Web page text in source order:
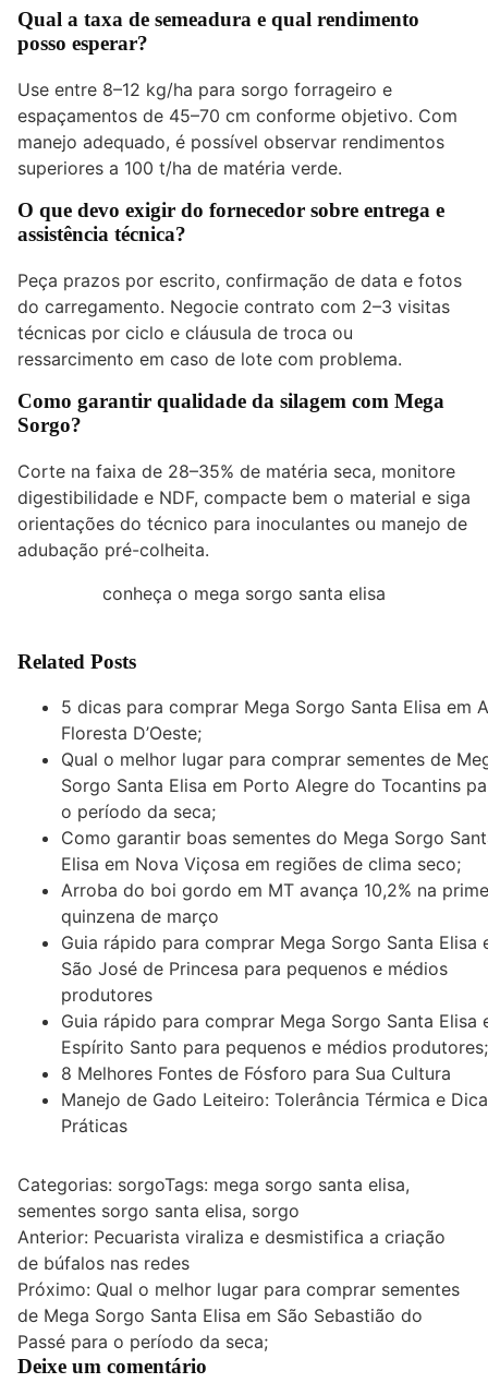
Qual a taxa de semeadura e qual rendimento
posso esperar?
Use entre 8–12 kg/ha para sorgo forrageiro e
espaçamentos de 45–70 cm conforme objetivo. Com
manejo adequado, é possível observar rendimentos
superiores a 100 t/ha de matéria verde.
O que devo exigir do fornecedor sobre entrega e
assistência técnica?
Peça prazos por escrito, confirmação de data e fotos
do carregamento. Negocie contrato com 2–3 visitas
técnicas por ciclo e cláusula de troca ou
ressarcimento em caso de lote com problema.
Como garantir qualidade da silagem com Mega
Sorgo?
Corte na faixa de 28–35% de matéria seca, monitore
digestibilidade e NDF, compacte bem o material e siga
orientações do técnico para inoculantes ou manejo de
adubação pré-colheita.
conheça o mega sorgo santa elisa
Related Posts
5 dicas para comprar Mega Sorgo Santa Elisa em
Floresta D’Oeste;
Qual o melhor lugar para comprar sementes de
Sorgo Santa Elisa em Porto Alegre do Tocantins
o período da seca;
Como garantir boas sementes do Mega Sorgo
Elisa em Nova Viçosa em regiões de clima seco;
Arroba do boi gordo em MT avança 10,2% na
quinzena de março
Guia rápido para comprar Mega Sorgo Santa Elisa
São José de Princesa para pequenos e médios
produtores
Guia rápido para comprar Mega Sorgo Santa Elisa
Espírito Santo para pequenos e médios produtores;
8 Melhores Fontes de Fósforo para Sua Cultura
Manejo de Gado Leiteiro: Tolerância Térmica e
Práticas
Categorias: sorgoTags: mega sorgo santa elisa,
sementes sorgo santa elisa, sorgo
Navegação
de
Post
Anterior: Pecuarista viraliza e desmistifica a criação
de búfalos nas redes
Próximo: Qual o melhor lugar para comprar sementes
de Mega Sorgo Santa Elisa em São Sebastião do
Passé para o período da seca;
Deixe um comentário